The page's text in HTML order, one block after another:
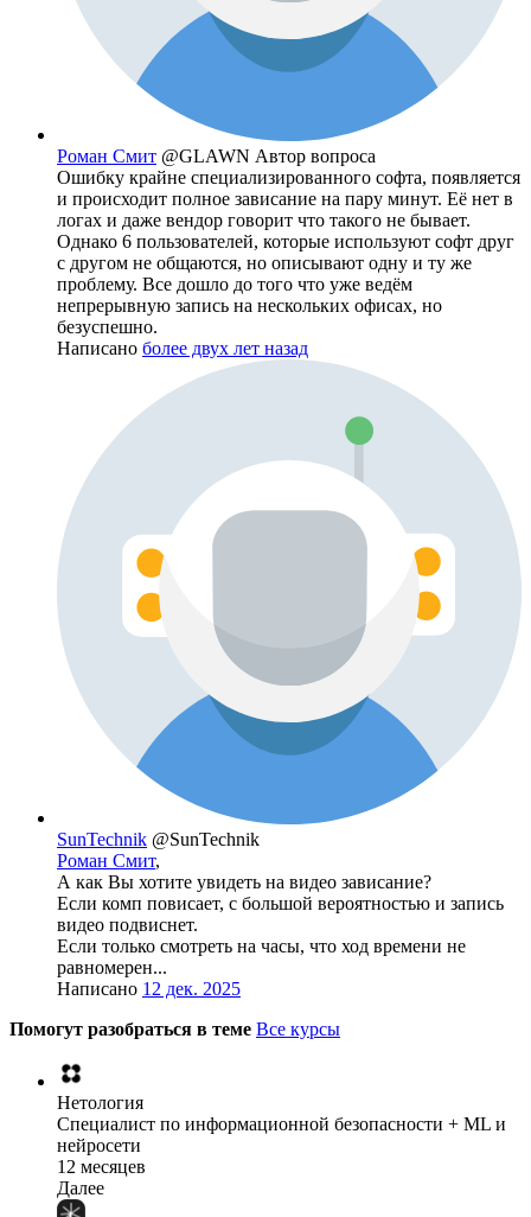
Роман Смит @GLAWN Автор вопроса
Ошибку крайне специализированного софта, появляется
и происходит полное зависание на пару минут. Её нет в
логах и даже вендор говорит что такого не бывает.
Однако 6 пользователей, которые используют софт друг
с другом не общаются, но описывают одну и ту же
проблему. Все дошло до того что уже ведём
непрерывную запись на нескольких офисах, но
безуспешно.
Написано более двух лет назад
SunTechnik @SunTechnik
Роман Смит,
А как Вы хотите увидеть на видео зависание?
Если комп повисает, с большой вероятностью и запись
видео подвиснет.
Если только смотреть на часы, что ход времени не
равномерен...
Написано 12 дек. 2025
Помогут разобраться в теме Все курсы
Нетология
Специалист по информационной безопасности + ML и
нейросети
12 месяцев
Далее